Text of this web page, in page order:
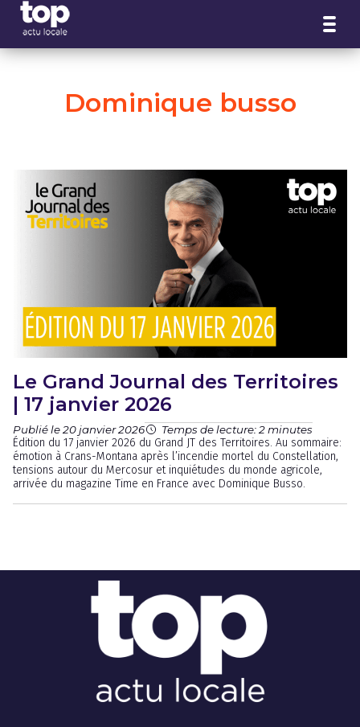
Dominique busso
Le Grand Journal des Territoires
| 17 janvier 2026
Publié le 20 janvier 2026 Temps de lecture: 2 minutes
Édition du 17 janvier 2026 du Grand JT des Territoires. Au sommaire:
émotion à Crans-Montana après l’incendie mortel du Constellation,
tensions autour du Mercosur et inquiétudes du monde agricole,
arrivée du magazine Time en France avec Dominique Busso.
Panneau de gestion des cookies